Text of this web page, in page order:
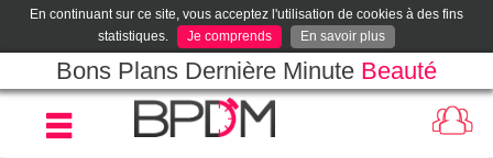
En continuant sur ce site, vous acceptez l'utilisation de cookies à des fins
statistiques.
Je comprends En savoir plus
Bons Plans Dernière Minute Beauté